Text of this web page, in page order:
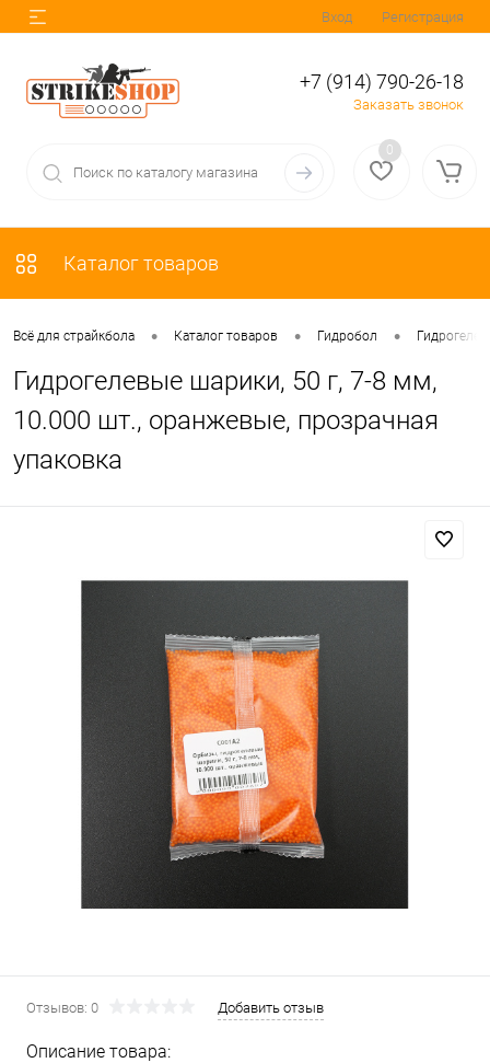
Вход Регистрация
+7 (914) 790-26-18
Заказать звонок
0
Каталог товаров
Всё для страйкбола • Каталог товаров • Гидробол •
Гидрогелевые шарики, 50 г, 7-8 мм,
10.000 шт., оранжевые, прозрачная
упаковка
Отзывов: 0 Добавить отзыв
Описание товара: